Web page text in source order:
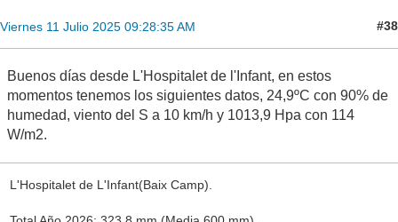
Viernes 11 Julio 2025 09:28:35 AM #38
Buenos días desde L'Hospitalet de l'Infant, en estos
momentos tenemos los siguientes datos, 24,9ºC con 90% de
humedad, viento del S a 10 km/h y 1013,9 Hpa con 114
W/m2.
L'Hospitalet de L'Infant(Baix Camp).